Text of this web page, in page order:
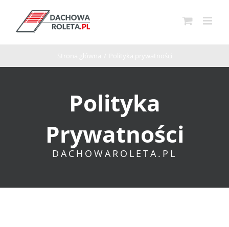
zawartości
Polityka
Prywatności
DACHOWAROLETA.PL